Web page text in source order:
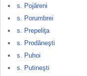
s. Pojăreni
s. Porumbrei
s. Prepeliţa
s. Prodăneşti
s. Puhoi
s. Putineşti